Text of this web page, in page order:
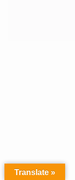
Translate »